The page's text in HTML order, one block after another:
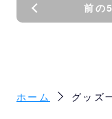
前の
ホーム グッズ